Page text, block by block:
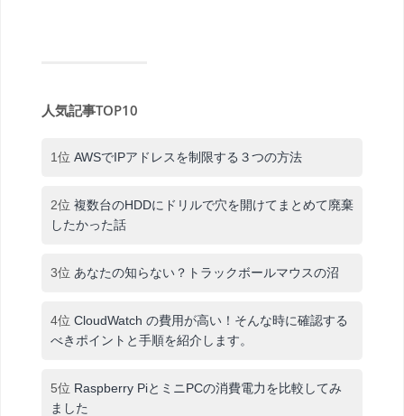
人気記事TOP10
1位 AWSでIPアドレスを制限する３つの方法
2位 複数台のHDDにドリルで穴を開けてまとめて廃棄
したかった話
3位 あなたの知らない？トラックボールマウスの沼
4位 CloudWatch の費用が高い！そんな時に確認する
べきポイントと手順を紹介します。
5位 Raspberry PiとミニPCの消費電力を比較してみ
ました